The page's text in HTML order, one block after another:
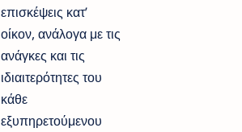
επισκέψεις κατ’
οίκον, ανάλογα με τις
ανάγκες και τις
ιδιαιτερότητες του
κάθε
εξυπηρετούμενου